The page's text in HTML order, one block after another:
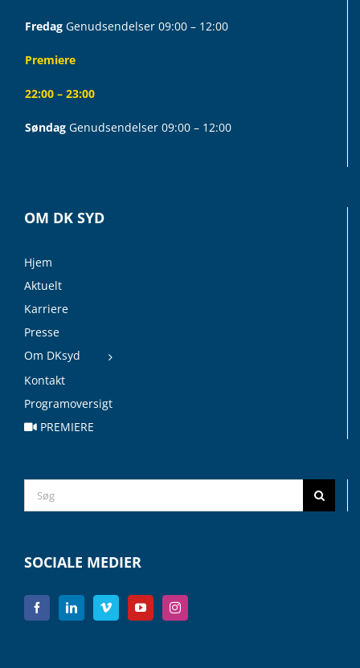
Fredag Genudsendelser 09:00 – 12:00
Premiere
22:00 – 23:00
Søndag Genudsendelser 09:00 – 12:00
OM DK SYD
Hjem
Aktuelt
Karriere
Presse
Om DKsyd
Kontakt
Programoversigt
PREMIERE
Search
for:
SOCIALE MEDIER